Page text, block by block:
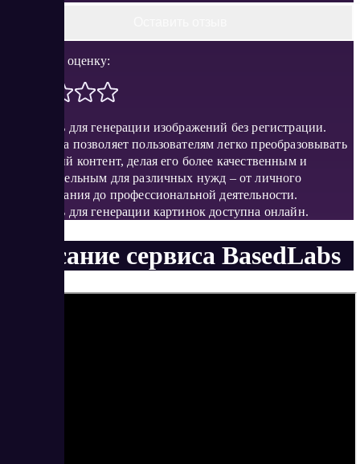
Поставить оценку:
Нейросеть для генерации изображений без регистрации.
Платформа позволяет пользователям легко преобразовывать
визуальный контент, делая его более качественным и
привлекательным для различных нужд – от личного
использования до профессиональной деятельности.
Нейросеть для генерации картинок доступна онлайн.
Описание сервиса BasedLabs